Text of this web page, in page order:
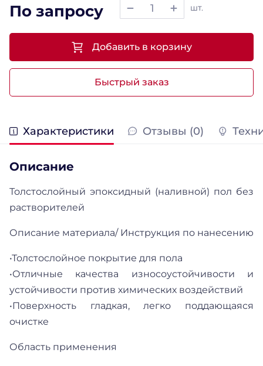
По запросу шт.
Быстрый заказ
Добавить в корзину
Характеристики Отзывы (0)
Описание
Толстослойный эпоксидный (наливной) пол без
растворителей
Описание материала/ Инструкция по нанесению
•Толстослойное покрытие для пола
•Отличные качества износоустойчивости и
устойчивости против химических воздействий
•Поверхность гладкая, легко поддающаяся
очистке
Область применения